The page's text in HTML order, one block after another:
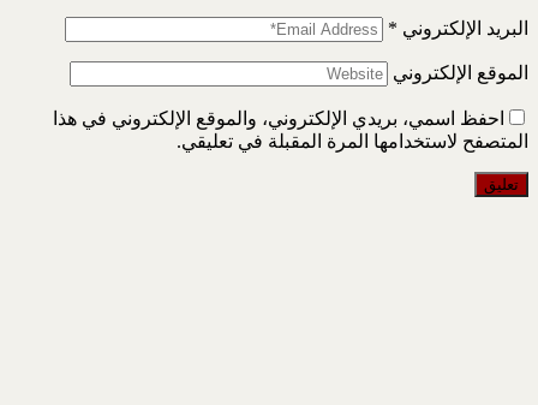
البريد الإلكتروني *
الموقع الإلكتروني
احفظ اسمي، بريدي الإلكتروني، والموقع الإلكتروني في هذا
المتصفح لاستخدامها المرة المقبلة في تعليقي.